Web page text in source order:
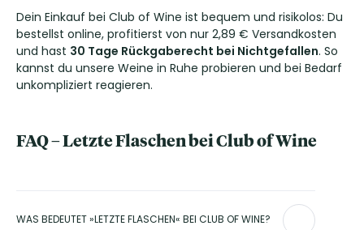
Dein Einkauf bei Club of Wine ist bequem und risikolos: Du
bestellst online, profitierst von nur 2,89 € Versandkosten
und hast 30 Tage Rückgaberecht bei Nichtgefallen. So
kannst du unsere Weine in Ruhe probieren und bei Bedarf
unkompliziert reagieren.
FAQ – Letzte Flaschen bei Club of Wine
WAS BEDEUTET »LETZTE FLASCHEN« BEI CLUB OF WINE?